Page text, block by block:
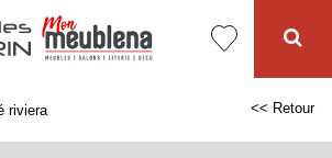
riviera << Retour